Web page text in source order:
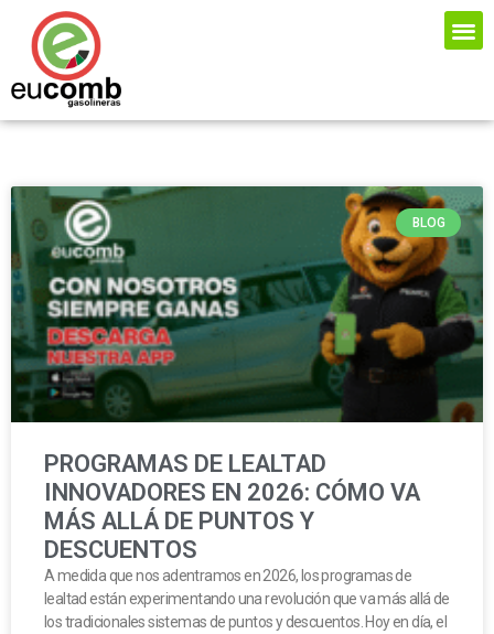
BLOG
PROGRAMAS DE LEALTAD
INNOVADORES EN 2026: CÓMO VA
MÁS ALLÁ DE PUNTOS Y
DESCUENTOS
A medida que nos adentramos en 2026, los programas de
lealtad están experimentando una revolución que va más allá de
los tradicionales sistemas de puntos y descuentos. Hoy en día, el